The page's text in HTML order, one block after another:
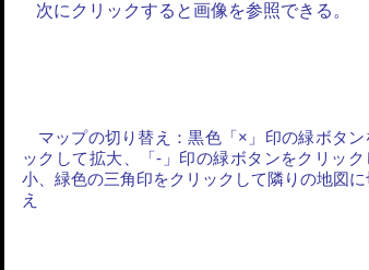
次にクリックすると画像を参照できる。
マップの切り替え：黒色「×」印の緑ボタン
ックして拡大、「-」印の緑ボタンをクリック
小、緑色の三角印をクリックして隣りの地図
え